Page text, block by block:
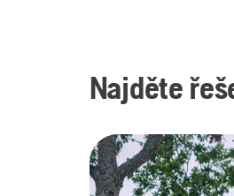
Najděte